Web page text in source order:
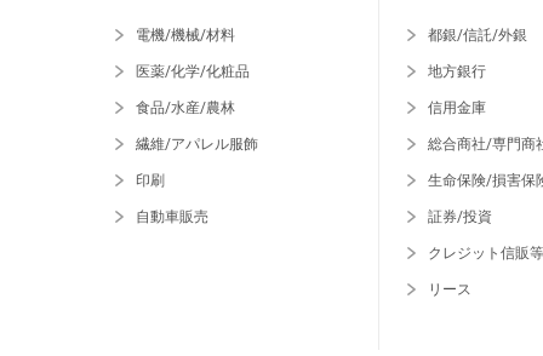
電機/機械/材料
医薬/化学/化粧品
食品/水産/農林
繊維/アパレル服飾
印刷
自動車販売
都銀/信託/外銀
地方銀行
信用金庫
総合商社/専門商
生命保険/損害保
証券/投資
クレジット信販等
リース